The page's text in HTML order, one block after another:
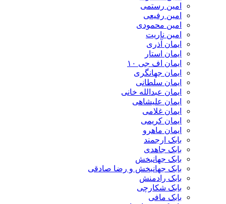
امین رستمی
امین رفیعی
امین محمودی
امین ناریت
ایمان آذری
ایمان استار
ایمان اف جی ۱۰
ایمان جهانگری
ایمان سلطانی
ایمان عبدالله خانی
ایمان علیشاهی
ایمان غلامی
ایمان کریمی
ایمان ماهرو
بابک ارجمند
بابک جاهدی
بابک جهانبخش
بابک جهانبخش و رضا صادقی
بابک رادمنش
بابک شکارچی
بابک مافی